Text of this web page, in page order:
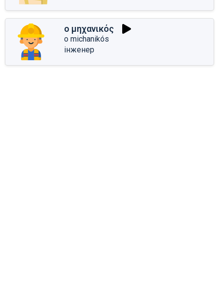
ο μηχανικός
o michanikós
інженер